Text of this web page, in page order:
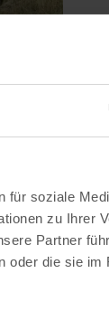
für soziale
zu Ihrer
Partner
oder die sie im